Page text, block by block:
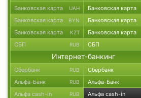
Банковская карта UAH Банковская карта
Банковская карта BYN Банковская карта
Банковская карта KZT Банковская карта
СБП RUB СБП
Интернет-банкинг
Сбербанк RUB Сбербанк
Альфа-Банк RUB Альфа-Банк
Альфа cash-in RUB Альфа cash-in